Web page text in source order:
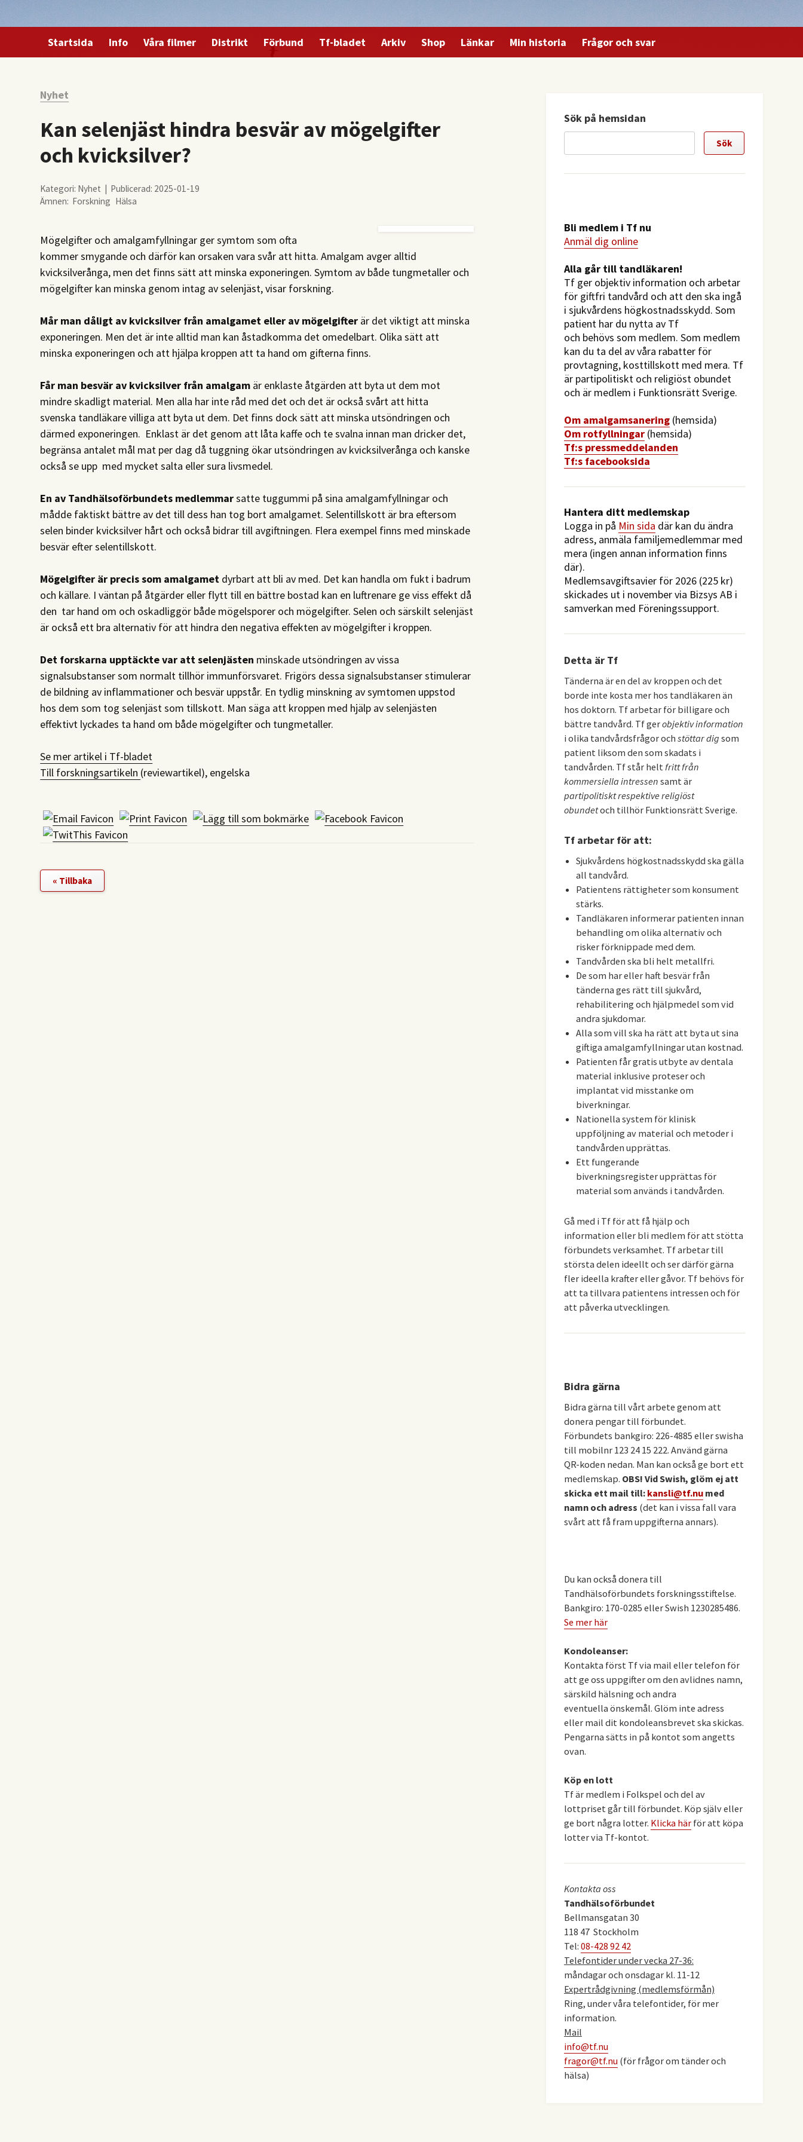
Startsida Info Våra filmer Distrikt Förbund Tf-bladet Arkiv Shop Länkar Min historia Frågor och svar
Nyhet
Kan selenjäst hindra besvär av mögelgifter
och kvicksilver?
Kategori: Nyhet | Publicerad: 2025-01-19
Ämnen: Forskning Hälsa
Mögelgifter och amalgamfyllningar ger symtom som ofta
kommer smygande och därför kan orsaken vara svår att hitta. Amalgam avger alltid
kvicksilverånga, men det finns sätt att minska exponeringen. Symtom av både tungmetaller och
mögelgifter kan minska genom intag av selenjäst, visar forskning.
Mår man dåligt av kvicksilver från amalgamet eller av mögelgifter är det viktigt att minska
exponeringen. Men det är inte alltid man kan åstadkomma det omedelbart. Olika sätt att
minska exponeringen och att hjälpa kroppen att ta hand om gifterna finns.
Får man besvär av kvicksilver från amalgam är enklaste åtgärden att byta ut dem mot
mindre skadligt material. Men alla har inte råd med det och det är också svårt att hitta
svenska tandläkare villiga att byta ut dem. Det finns dock sätt att minska utsöndringen och
därmed exponeringen. Enklast är det genom att låta kaffe och te svalna innan man dricker det,
begränsa antalet mål mat per dag då tuggning ökar utsöndringen av kvicksilverånga och kanske
också se upp med mycket salta eller sura livsmedel.
En av Tandhälsoförbundets medlemmarsatte tuggummi på sina amalgamfyllningar och
mådde faktiskt bättre av det till dess han tog bort amalgamet. Selentillskott är bra eftersom
selen binder kvicksilver hårt och också bidrar till avgiftningen. Flera exempel finns med minskade
besvär efter selentillskott.
Mögelgifter är precis som amalgamet dyrbart att bli av med. Det kan handla om fukt i badrum
och källare. I väntan på åtgärder eller flytt till en bättre bostad kan en luftrenare ge viss effekt då
den tar hand om och oskadliggör både mögelsporer och mögelgifter. Selen och särskilt selenjäst
är också ett bra alternativ för att hindra den negativa effekten av mögelgifter i kroppen.
Det forskarna upptäckte var att selenjästen minskade utsöndringen av vissa
signalsubstanser som normalt tillhör immunförsvaret. Frigörs dessa signalsubstanser stimulerar
de bildning av inflammationer och besvär uppstår. En tydlig minskning av symtomen uppstod
hos dem som tog selenjäst som tillskott. Man säga att kroppen med hjälp av selenjästen
effektivt lyckades ta hand om både mögelgifter och tungmetaller.
Se mer artikel i Tf-bladet
Till forskningsartikeln (reviewartikel), engelska
« Tillbaka
Sök på hemsidan
Bli medlem i Tf nu
Anmäl dig online
​Alla går till tandläkaren!
Tf ger objektiv information och arbetar
för giftfri tandvård och att den ska ingå
i sjukvårdens högkostnadsskydd. Som
patient har du nytta av Tf
och behövs som medlem. Som medlem
kan du ta del av våra rabatter för
provtagning, kosttillskott med mera. Tf
är partipolitiskt och religiöst obundet
och är medlem i Funktionsrätt Sverige.
Om amalgamsanering (hemsida)
Om rotfyllningar (hemsida)
​Tf:s pressmeddelanden
Tf:s facebooksida
Hantera ditt medlemskap
Logga in på Min sida där kan du ändra
adress, anmäla familjemedlemmar med
mera (ingen annan information finns
där).
Medlemsavgiftsavier för 2026 (225 kr)
skickades ut i november via Bizsys AB i
samverkan med Föreningssupport.
Detta är Tf
Tänderna är en del av kroppen och det
borde inte kosta mer hos tandläkaren än
hos doktorn. Tf arbetar för billigare och
bättre tandvård. Tf gerobjektiv information
i olika tandvårdsfrågor och stöttar dig som
patient liksom den som skadats i
tandvården. Tf står helt fritt från
kommersiella intressen samt är
partipolitiskt respektive religiöst
obundetoch tillhör Funktionsrätt Sverige.
Tf arbetar för att:
Sjukvårdens högkostnadsskydd ska gälla
all tandvård.
Patientens rättigheter som konsument
stärks.
Tandläkaren informerar patienten innan
behandling om olika alternativ och
risker förknippade med dem.
Tandvården ska bli helt metallfri.
De som har eller haft besvär från
tänderna ges rätt till sjukvård,
rehabilitering och hjälpmedel som vid
andra sjukdomar.
Alla som vill ska ha rätt att byta ut sina
giftiga amalgamfyllningar utan kostnad.
Patienten får gratis utbyte av dentala
material inklusive proteser och
implantat vid misstanke om
biverkningar.
Nationella system för klinisk
uppföljning av material och metoder i
tandvården upprättas.
Ett fungerande
biverkningsregister upprättas för
material som används i tandvården.
Gå med i Tf för att få hjälp och
information eller bli medlem för att stötta
förbundets verksamhet. Tf arbetar till
största delen ideellt och ser därför gärna
fler ideella krafter eller gåvor. Tf behövs för
att ta tillvara patientens intressen och för
att påverka utvecklingen.
Bidra gärna
Bidra gärna till vårt arbete genom att
donera pengar till förbundet.
Förbundets bankgiro: 226-4885 eller swisha
till mobilnr 123 24 15 222. Använd gärna
QR-koden nedan. Man kan också ge bort ett
medlemskap. OBS! Vid Swish, glöm ej att
skicka ett mail till: kansli@tf.numed
namn och adress (det kan i vissa fall vara
svårt att få fram uppgifterna annars).
Du kan också donera till
Tandhälsoförbundets forskningsstiftelse.
Bankgiro: 170-0285 eller Swish 1230285486.
Se mer här
Kondoleanser:
Kontakta först Tf via mail eller telefon för
att ge oss uppgifter om den avlidnes namn,
särskild hälsning och andra
eventuella önskemål. Glöm inte adress
eller mail dit kondoleansbrevet ska skickas.
Pengarna sätts in på kontot som angetts
ovan.
Köp en lott
Tf är medlem i Folkspel och del av
lottpriset går till förbundet. Köp själv eller
ge bort några lotter. Klicka härför att köpa
lotter via Tf-kontot.
Kontakta oss
Tandhälsoförbundet
Bellmansgatan 30
118 47 Stockholm
Tel: 08-428 92 42
Telefontider under vecka 27-36:
måndagar och onsdagar kl. 11-12
Expertrådgivning (medlemsförmån)
Ring, under våra telefontider, för mer
information.
Mail
info@tf.nu
fragor@tf.nu(för frågor om tänder och
hälsa)